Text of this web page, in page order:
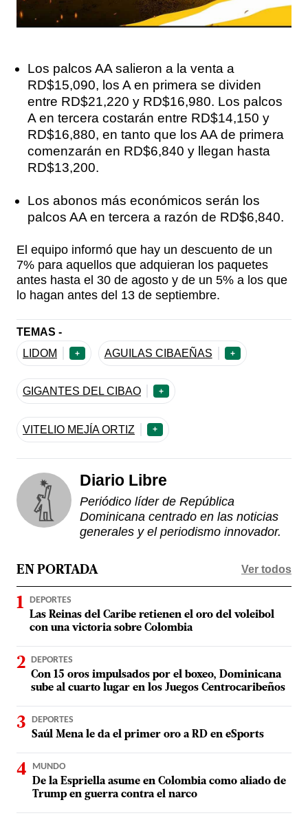
Los palcos AA salieron a la venta a
RD$15,090, los A en primera se dividen
entre RD$21,220 y RD$16,980. Los palcos
A en tercera costarán entre RD$14,150 y
RD$16,880, en tanto que los AA de primera
comenzarán en RD$6,840 y llegan hasta
RD$13,200.
Los abonos más económicos serán los
palcos AA en tercera a razón de RD$6,840.
El equipo informó que hay un descuento de un
7% para aquellos que adquieran los paquetes
antes hasta el 30 de agosto y de un 5% a los que
lo hagan antes del 13 de septiembre.
TEMAS -
LIDOM
+ AGUILAS CIBAEÑAS +
GIGANTES DEL CIBAO +
VITELIO MEJÍA ORTIZ +
Diario Libre
Periódico líder de República
Dominicana centrado en las noticias
generales y el periodismo innovador.
EN PORTADA Ver todos
DEPORTES
Las Reinas del Caribe retienen el oro del voleibol
con una victoria sobre Colombia
DEPORTES
Con 15 oros impulsados por el boxeo, Dominicana
sube al cuarto lugar en los Juegos Centrocaribeños
DEPORTES
Saúl Mena le da el primer oro a RD en eSports
MUNDO
De la Espriella asume en Colombia como aliado de
Trump en guerra contra el narco